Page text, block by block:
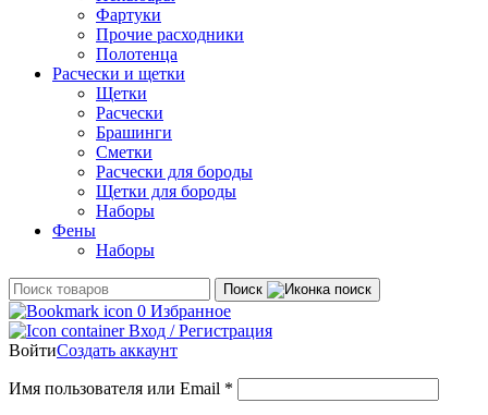
Фартуки
Прочие расходники
Полотенца
Расчески и щетки
Щетки
Расчески
Брашинги
Сметки
Расчески для бороды
Щетки для бороды
Наборы
Фены
Наборы
Поиск
0 Избранное
Вход / Регистрация
ВойтиСоздать аккаунт
Имя пользователя или Email *